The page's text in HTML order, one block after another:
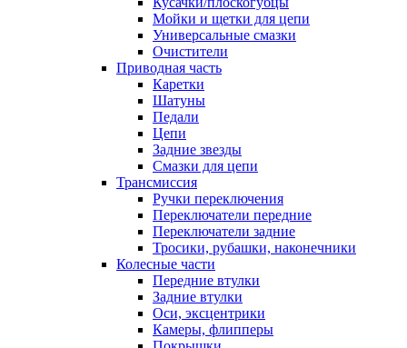
Мойки и щетки для цепи
Универсальные смазки
Очистители
Приводная часть
Каретки
Шатуны
Педали
Цепи
Задние звезды
Смазки для цепи
Трансмиссия
Ручки переключения
Переключатели передние
Переключатели задние
Тросики, рубашки, наконечники
Колесные части
Передние втулки
Задние втулки
Оси, эксцентрики
Камеры, флипперы